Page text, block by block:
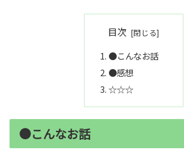
目次
●こんなお話
●感想
☆☆☆
●こんなお話